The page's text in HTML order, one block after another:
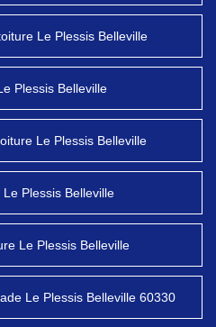
Le Plessis Belleville
Plessis Belleville
Le Plessis Belleville
Plessis Belleville
Le Plessis Belleville
Le Plessis Belleville 60330